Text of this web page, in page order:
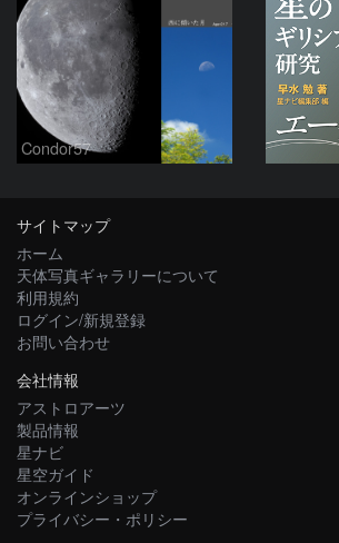
Condor57
サイトマップ
ホーム
天体写真ギャラリーについて
利用規約
ログイン/新規登録
お問い合わせ
会社情報
アストロアーツ
製品情報
星ナビ
星空ガイド
オンラインショップ
プライバシー・ポリシー